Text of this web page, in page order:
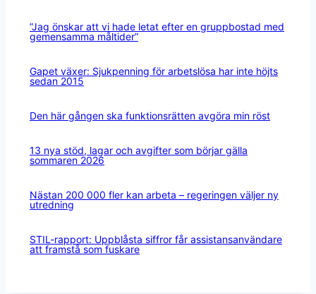
”Jag önskar att vi hade letat efter en gruppbostad med
gemensamma måltider”
Gapet växer: Sjukpenning för arbetslösa har inte höjts
sedan 2015
Den här gången ska funktionsrätten avgöra min röst
13 nya stöd, lagar och avgifter som börjar gälla
sommaren 2026
Nästan 200 000 fler kan arbeta – regeringen väljer ny
utredning
STIL-rapport: Uppblåsta siffror får assistansanvändare
att framstå som fuskare